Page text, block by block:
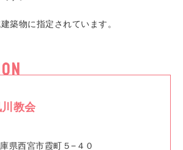
築物に指定されています。
教会
県西宮市霞町５−４０